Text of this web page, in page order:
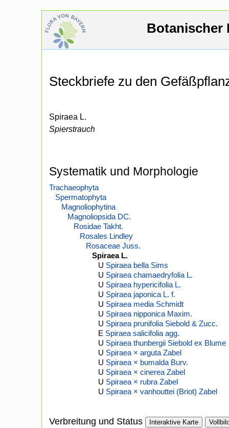
Botanischer
Steckbriefe zu den
Spiraea L.
Spierstrauch
Systematik und Morphologie
Trachaeophyta
Spermatophyta
Magnoliophytina
Magnoliopsida DC.
Rosidae Takht.
Rosales Lindley
Rosaceae Juss.
Spiraea L.
U Spiraea bella Sims
U Spiraea chamaedryfolia L.
U Spiraea hypericifolia L.
U Spiraea japonica L. f.
U Spiraea media Schmidt
U Spiraea nipponica Maxim.
U Spiraea prunifolia Siebold & Zucc.
E Spiraea salicifolia agg.
U Spiraea thunbergii Siebold ex Blume
U Spiraea × arguta Zabel
U Spiraea × bumalda Burv.
U Spiraea × cinerea Zabel
U Spiraea × rubra Zabel
U Spiraea × vanhouttei (Briot) Zabel
Verbreitung und Status Interaktive Karte